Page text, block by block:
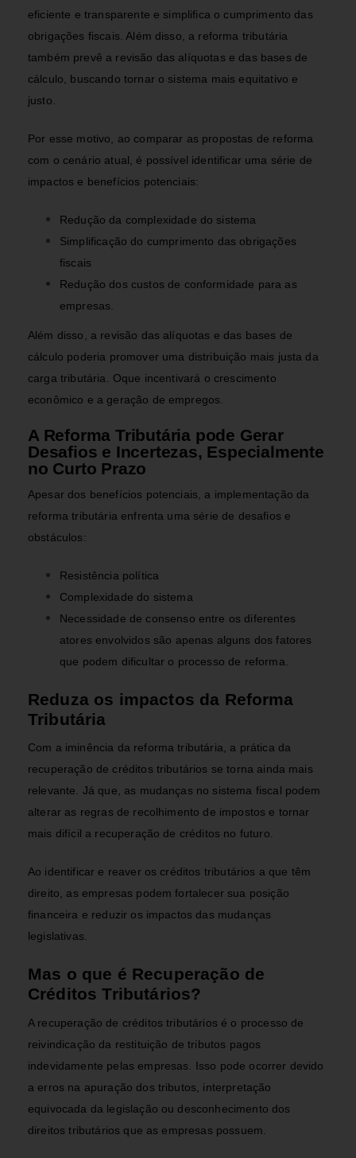
eficiente e transparente e simplifica o cumprimento das
obrigações fiscais. Além disso , a reforma tributária
também prevê a revisão das alíquotas e das bases de
cálculo, buscando tornar o sistema mais equitativo e
justo.
Por esse motivo, ao comparar as propostas de reforma
com o cenário atual, é possível identificar uma série de
impactos e benefícios potenciais:
Redução da complexidade do sistema
Simplificação do cumprimento das obrigações
fiscais
Redução dos custos de conformidade para as
empresas.
Além disso, a revisão das alíquotas e das bases de
cálculo poderia promover uma distribuição mais justa da
carga tributária. Oque incentivará o crescimento
econômico e a geração de empregos.
A Reforma Tributária pode Gerar
Desafios e Incertezas, Especialmente
no Curto Prazo
Apesar dos benefícios potenciais, a implementação da
reforma tributária enfrenta uma série de desafios e
obstáculos:
Resistência política
Complexidade do sistema
Necessidade de consenso entre os diferentes
atores envolvidos são apenas alguns dos fatores
que podem dificultar o processo de reforma.
Reduza os impactos da Reforma
Tributária
Com a iminência da reforma tributária, a prática da
recuperação de créditos tributários se torna ainda mais
relevante. Já que, as mudanças no sistema fiscal podem
alterar as regras de recolhimento de impostos e tornar
mais difícil a recuperação de créditos no futuro.
Ao identificar e reaver os créditos tributários a que têm
direito, as empresas podem fortalecer sua posição
financeira e reduzir os impactos das mudanças
legislativas.
Mas o que é Recuperação de
Créditos Tributários?
A recuperação de créditos tributários é o processo de
reivindicação da restituição de tributos pagos
indevidamente pelas empresas. Isso pode ocorrer devido
a erros na apuração dos tributos, interpretação
equivocada da legislação ou desconhecimento dos
direitos tributários que as empresas possuem.